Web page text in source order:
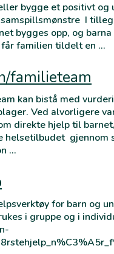
bygge et positivt
I
bygges opp, og
familien tildelt en …
familieteam
kan bistå med
Ved alvorligere
direkte hjelp til
gjennom
…
for barn og
i gruppe og i